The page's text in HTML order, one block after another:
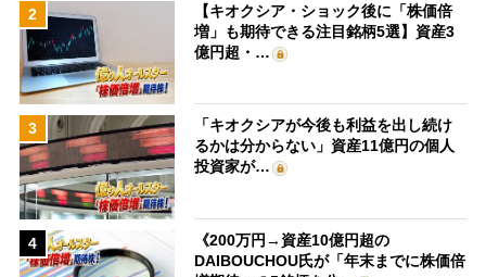
2
【キオクシア・ショック後に「株価倍
増」も期待できる注目銘柄5選】資産3
億円超・…
3
「キオクシアが今後も利益を出し続け
るかは分からない」資産11億円の個人
投資家が…
4
《200万円→資産10億円超の
DAIBOUCHOU氏が「年末までに株価倍